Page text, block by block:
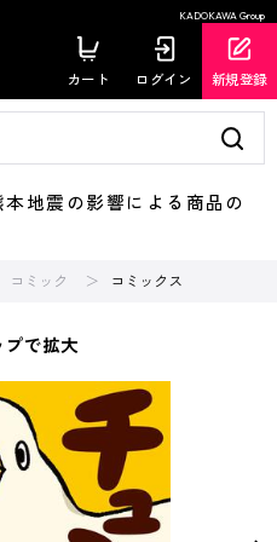
KADOKAWA Group
カート ログイン 新規登録
地震の影響による商品の
コミック コミックス
で拡大